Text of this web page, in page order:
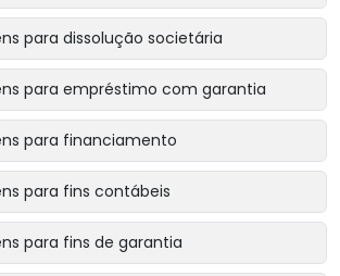
para dissolução societária
para empréstimo com garantia
para financiamento
para fins contábeis
para fins de garantia